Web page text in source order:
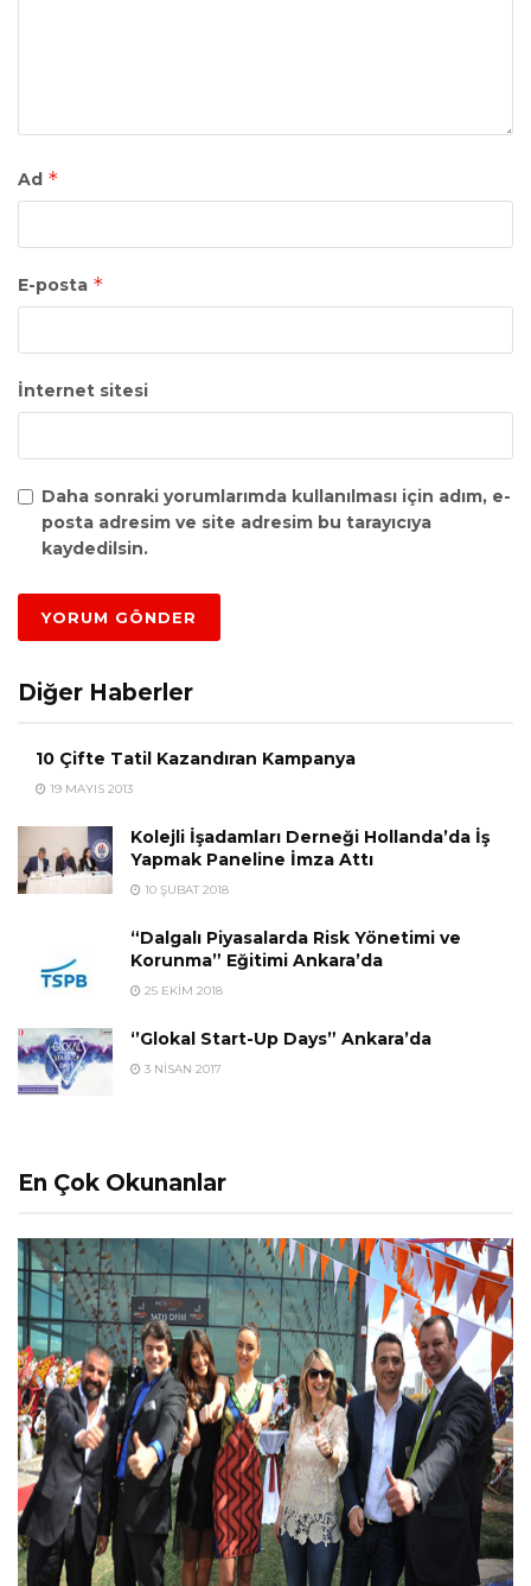
Ad *
E-posta *
İnternet sitesi
Daha sonraki yorumlarımda kullanılması için adım, e-
posta adresim ve site adresim bu tarayıcıya
kaydedilsin.
Diğer Haberler
10 Çifte Tatil Kazandıran Kampanya
19 MAYIS 2013
Kolejli İşadamları Derneği Hollanda’da İş
Yapmak Paneline İmza Attı
10 ŞUBAT 2018
“Dalgalı Piyasalarda Risk Yönetimi ve
Korunma” Eğitimi Ankara’da
25 EKIM 2018
‘’Glokal Start-Up Days” Ankara’da
3 NISAN 2017
En Çok Okunanlar